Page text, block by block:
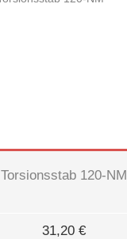
Torsionsstab 120-NM
31,20 €